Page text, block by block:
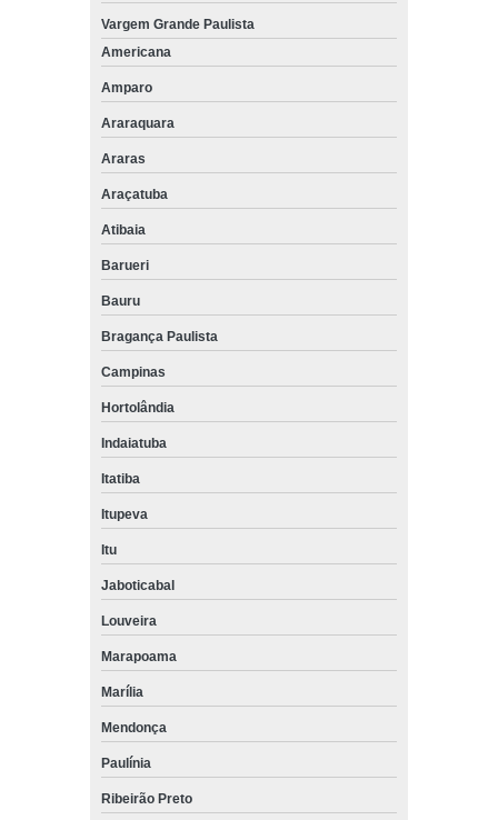
Vargem Grande Paulista
Americana
Amparo
Araraquara
Araras
Araçatuba
Atibaia
Barueri
Bauru
Bragança Paulista
Campinas
Hortolândia
Indaiatuba
Itatiba
Itupeva
Itu
Jaboticabal
Louveira
Marapoama
Marília
Mendonça
Paulínia
Ribeirão Preto